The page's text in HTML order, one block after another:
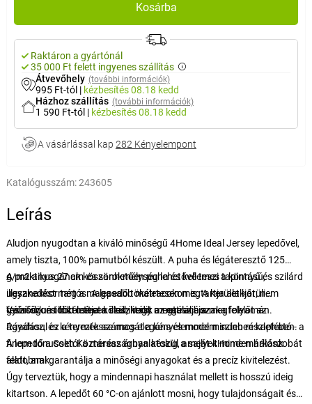
Kosárba
Raktáron a gyártónál
35 000 Ft felett ingyenes szállítás
Átvevőhely (további információk)
995 Ft-tól | kézbesítés08.18 kedd
Házhoz szállítás (további információk)
1 590 Ft-tól | kézbesítés08.18 kedd
A vásárlással kap 282 Kényelempont
Katalógusszám:243605
Leírás
Aludjon nyugodtan a kiváló minőségű 4Home Ideal Jersey lepedővel,
amely tiszta, 100% pamutból készült. A puha és légáteresztő 125
g/m2 anyagának köszönhetően puha és kellemes tapintású,
ugyanakkor tartós. A lepedő tökéletesen megtartja alakját, nem
gyűrődik és tökéletesen illeszkedik a matrachoz.
A praktikus 27 cm-es sarokmélység lehetővé teszi a könnyű és szilárd
illeszkedést még a magasabb matracokon is. A kerület körüli
feszítőgumi biztosítja a stabilitást az egész éjszaka folyamán.
Ráadásul ez a termék számos elegáns és modern színben kapható - a
finom tónusoktól a merész árnyalatokig, amelyek minden hálószobát
feldobnak.
Válasszon több méret közül, hogy megtalálja a megfelelőt az
ágyához, és kényeztesse magát a kényelemmel minden részletében.
A lepedő a Cseh Köztársaságban készül a saját 4Home márkánk
alatt, ami garantálja a minőségi anyagokat és a precíz kivitelezést.
Úgy terveztük, hogy a mindennapi használat mellett is hosszú ideig
kitartson. A lepedőt 60 °C-on ajánlott mosni, hogy tulajdonságait és